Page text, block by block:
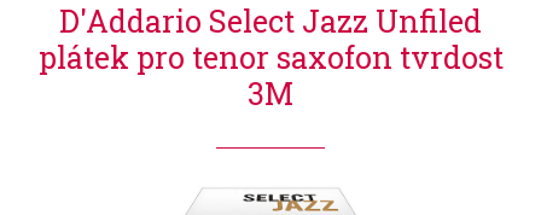
D'Addario Select Jazz Unfiled
plátek pro tenor saxofon tvrdost
3M